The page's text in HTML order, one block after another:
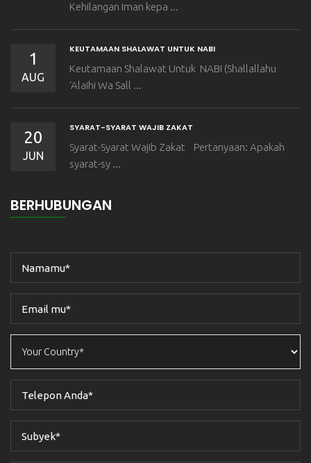
Kehilangan Iman kepa ...
1
AUG
KEUTAMAAN SHALAWAT UNTUK NABI
Keutamaan Shalawat Untuk NABI (Shallallahu
‘Alaihi Wa Sall ...
20
JUN
SYARAT-SYARAT WAJIB ZAKAT
Syarat-Syarat Wajib Zakat Pertanyaan: Apakah
syarat-sy ...
BERHUBUNGAN